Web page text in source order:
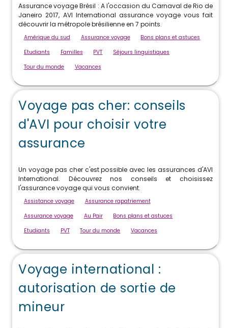
Assurance voyage Brésil : A l'occasion du Carnaval de Rio de
Janeiro 2017, AVI International assurance voyage vous fait
découvrir la métropole brésilienne en 7 points.
Amérique du sud Assurance voyage
Bons plans et astuces
Etudiants
Familles PVT
Séjours linguistiques
Tour du monde
Vacances
Voyage pas cher: conseils
d'AVI pour choisir votre
assurance
Un voyage pas cher c'est possible avec les assurances d'AVI
International. Découvrez nos conseils et choisissez
l'assurance voyage qui vous convient.
Assistance voyage
Assurance rapatriement
Assurance voyage
Au Pair
Bons plans et astuces
Etudiants
PVT Tour du monde Vacances
Voyage international :
autorisation de sortie de
mineur